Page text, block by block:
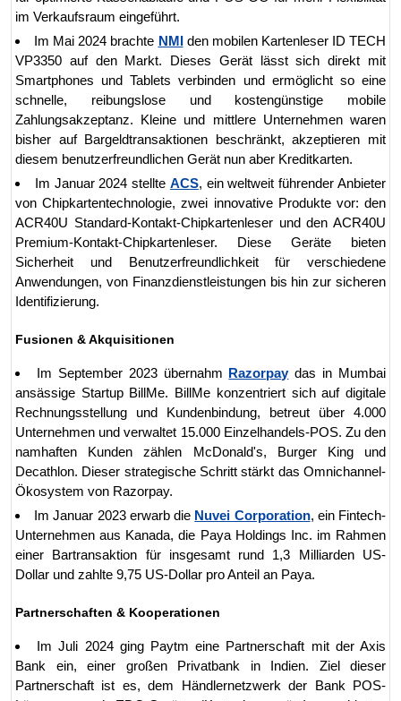
im Verkaufsraum eingeführt.
Im Mai 2024 brachte NMIden mobilen Kartenleser ID TECH
VP3350 auf den Markt. Dieses Gerät lässt sich direkt mit
Smartphones und Tablets verbinden und ermöglicht so eine
schnelle, reibungslose und kostengünstige mobile
Zahlungsakzeptanz. Kleine und mittlere Unternehmen waren
bisher auf Bargeldtransaktionen beschränkt, akzeptieren mit
diesem benutzerfreundlichen Gerät nun aber Kreditkarten.
Im Januar 2024 stellte ACS, ein weltweit führender Anbieter
von Chipkartentechnologie, zwei innovative Produkte vor: den
ACR40U Standard-Kontakt-Chipkartenleser und den ACR40U
Premium-Kontakt-Chipkartenleser. Diese Geräte bieten
Sicherheit und Benutzerfreundlichkeit für verschiedene
Anwendungen, von Finanzdienstleistungen bis hin zur sicheren
Identifizierung.
Fusionen & Akquisitionen
Im September 2023 übernahm Razorpaydas in Mumbai
ansässige Startup BillMe. BillMe konzentriert sich auf digitale
Rechnungsstellung und Kundenbindung, betreut über 4.000
Unternehmen und verwaltet 15.000 Einzelhandels-POS. Zu den
namhaften Kunden zählen McDonald's, Burger King und
Decathlon. Dieser strategische Schritt stärkt das Omnichannel-
Ökosystem von Razorpay.
Im Januar 2023 erwarb die Nuvei Corporation, ein Fintech-
Unternehmen aus Kanada, die Paya Holdings Inc. im Rahmen
einer Bartransaktion für insgesamt rund 1,3 Milliarden US-
Dollar und zahlte 9,75 US-Dollar pro Anteil an Paya.
Partnerschaften & Kooperationen
Im Juli 2024 ging Paytm eine Partnerschaft mit der Axis
Bank ein, einer großen Privatbank in Indien. Ziel dieser
Partnerschaft ist es, dem Händlernetzwerk der Bank POS-